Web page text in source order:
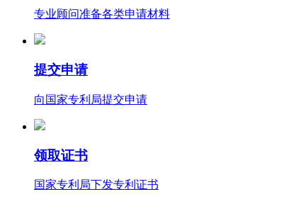
专业顾问准备各类申请材料
提交申请
向国家专利局提交申请
领取证书
国家专利局下发专利证书